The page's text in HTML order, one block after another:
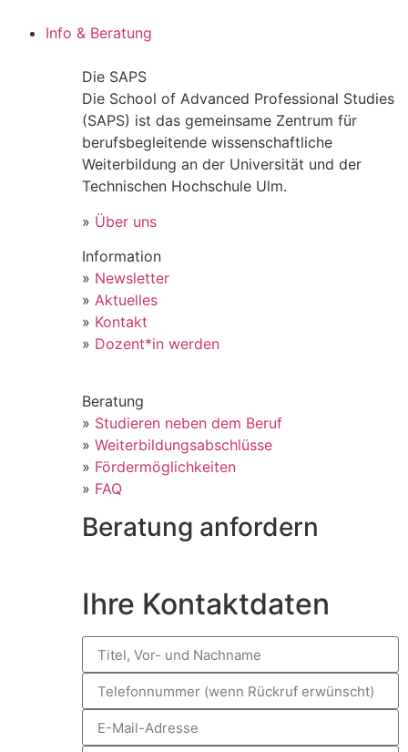
Info & Beratung
Die SAPS
Die School of Advanced Professional Studies
(SAPS) ist das gemeinsame Zentrum für
berufsbegleitende wissenschaftliche
Weiterbildung an der Universität und der
Technischen Hochschule Ulm.
» Über uns
Information
» Newsletter
» Aktuelles
» Kontakt
» Dozent*in werden
Beratung
» Studieren neben dem Beruf
» Weiterbildungsabschlüsse
» Fördermöglichkeiten
» FAQ
Beratung anfordern
Ihre Kontaktdaten